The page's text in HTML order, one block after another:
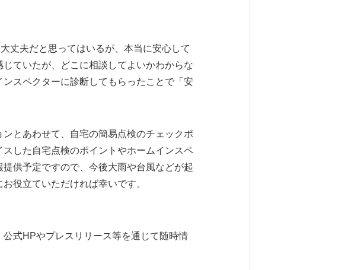
丈夫だと思ってはいるが、本当に安心して
ていたが、どこに相談してよいかわからな
スペクターに診断してもらったことで「安
とあわせて、自宅の簡易点検のチェックポ
した自宅点検のポイントやホームインスペ
供予定ですので、今後大雨や台風などが起
役立ていただければ幸いです。
式HPやプレスリリース等を通じて随時情